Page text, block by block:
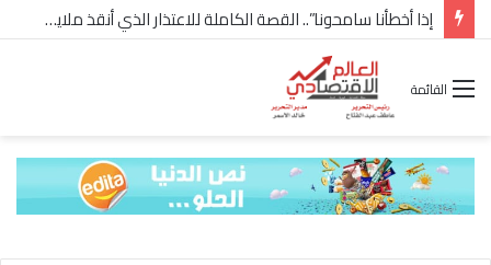
إذا أخطأنا سامحونا”.. القصة الكاملة للاعتذار الذي أنقذ ملايين “إعمار” في الساحل الشمالي
القائمة